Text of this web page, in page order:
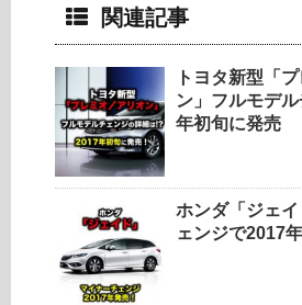
関連記事
トヨタ新型「
ン」フルモデ
年初旬に発売
ホンダ「ジェ
ェンジで2017